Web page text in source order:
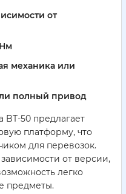
от
механика или
полный привод
BT-50 предлагает
платформу, что
для перевозок.
от версии,
легко
предметы.